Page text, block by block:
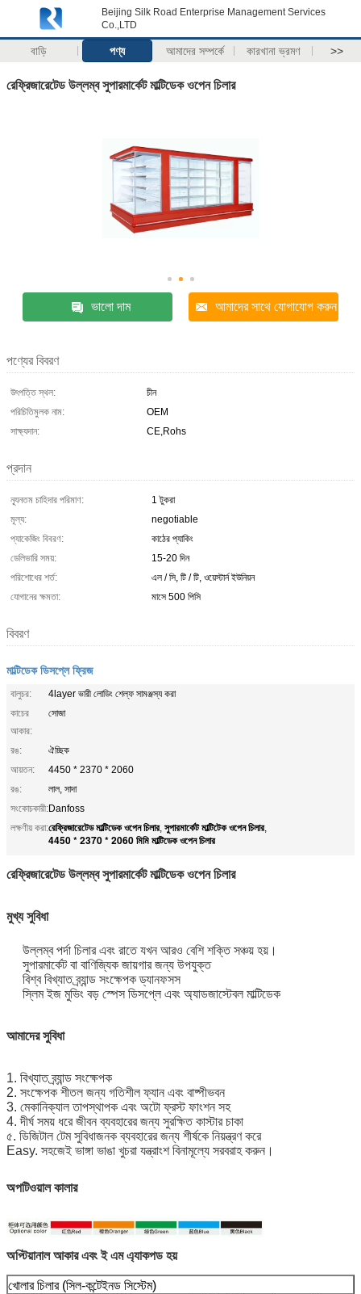
Beijing Silk Road Enterprise Management Services
Co.,LTD
বাড়ি পণ্য আমাদের সম্পর্কে কারখানা ভ্রমণ >>
রেফ্রিজারেটেড উল্লম্ব সুপারমার্কেট মাল্টিডেক ওপেন চিলার
ভালো দাম আমাদের সাথে যোগাযোগ করুন
পণ্যের বিবরণ
উৎপত্তি স্থল:
চীন
পরিচিতিমুলক নাম:
OEM
সাক্ষ্যদান:
CE,Rohs
প্রদান
ন্যূনতম চাহিদার পরিমাণ:
1 টুকরা
মূল্য:
negotiable
প্যাকেজিং বিবরণ:
কাঠের প্যাকিং
ডেলিভারি সময়:
15-20 দিন
পরিশোধের শর্ত:
এল / সি, টি / টি, ওয়েস্টার্ন ইউনিয়ন
যোগানের ক্ষমতা:
মাসে 500 পিসি
বিবরণ
মাল্টিডেক ডিসপ্লে ফ্রিজ
বালুচর:
4layer ভারী লোডিং শেল্ফ সামঞ্জস্য করা
কাচের
আকার:
সোজা
রঙ:
ঐচ্ছিক
আয়তন:
4450 * 2370 * 2060
রঙ:
লাল, সাদা
সংকোচকারী:Danfoss
লক্ষণীয় করা:রেফ্রিজারেটেড মাল্টিডেক ওপেন চিলার, সুপারমার্কেট মাল্টিটেক ওপেন চিলার,
4450 * 2370 * 2060 মিমি মাল্টিডেক ওপেন চিলার
রেফ্রিজারেটেড উল্লম্ব সুপারমার্কেট মাল্টিডেক ওপেন চিলার
মুখ্য সুবিধা
উল্লম্ব পর্দা চিলার এবং রাতে যখন আরও বেশি শক্তি সঞ্চয় হয়।
সুপারমার্কেট বা বাণিজ্যিক জায়গার জন্য উপযুক্ত
বিশ্ব বিখ্যাত ব্র্যান্ড সংক্ষেপক ড্যানফসস
স্লিম ইজ মুভিং বড় স্পেস ডিসপ্লে এবং অ্যাডজাস্টেবল মাল্টিডেক
আমাদের সুবিধা
1. বিখ্যাত ব্র্যান্ড সংক্ষেপক
2. সংক্ষেপক শীতল জন্য গতিশীল ফ্যান এবং বাষ্পীভবন
3. মেকানিক্যাল তাপস্থাপক এবং অটো ফ্রস্ট ফাংশন সহ
4. দীর্ঘ সময় ধরে জীবন ব্যবহারের জন্য সুরক্ষিত কাস্টার চাকা
৫. ডিজিটাল টেম সুবিধাজনক ব্যবহারের জন্য শীর্ষকে নিয়ন্ত্রণ করে
Easy. সহজেই ভাঙ্গা ভাঙা খুচরা যন্ত্রাংশ বিনামূল্যে সরবরাহ করুন।
অপটিওয়াল কালার
অপ্টিয়ানাল আকার এবং ই এম এ্যাকপড হয়
খোলার চিলার (সিল-কন্টেইনড সিস্টেম)